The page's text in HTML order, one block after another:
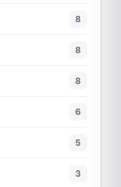
8
8
8
6
5
3